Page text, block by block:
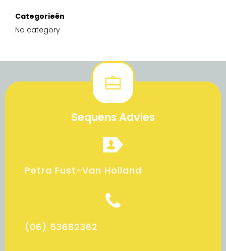
Categorieën
No category
Sequens Advies
Petra Fust-Van Holland
(06) 53682362